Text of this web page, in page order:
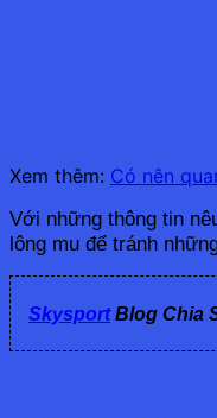
Xem thêm: Có nên
Với những thông tin
lông mu để tránh
SkysportBlog Chia